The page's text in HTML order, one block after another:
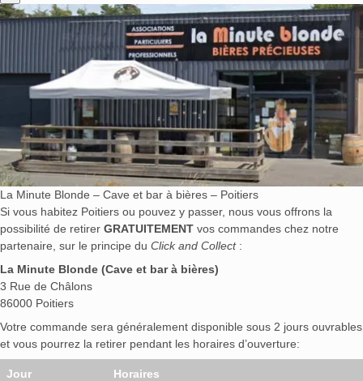
La Minute Blonde – Cave et bar à bières – Poitiers
Si vous habitez Poitiers ou pouvez y passer, nous vous offrons la
possibilité de retirer GRATUITEMENT vos commandes chez notre
partenaire, sur le principe du Click and Collect:
La Minute Blonde (Cave et bar à bières)
3 Rue de Châlons
86000 Poitiers
Votre commande sera généralement disponible sous 2 jours ouvrables
et vous pourrez la retirer pendant les horaires d’ouverture:
Jour Horaires